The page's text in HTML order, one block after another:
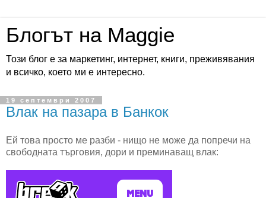
Блогът на Maggie
Този блог е за маркетинг, интернет, книги, преживявания
и всичко, което ми е интересно.
19 септември 2007
Влак на пазара в Банкок
Ей това просто ме разби - нищо не може да попречи на
свободната търговия, дори и преминаващ влак: